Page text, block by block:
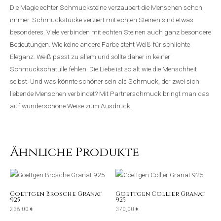
Die Magie echter Schmucksteine verzaubert die Menschen schon
immer. Schmuckstücke verziert mit echten Steinen sind etwas
besonderes. Viele verbinden mit echten Steinen auch ganz besondere
Bedeutungen. Wie keine andere Farbe steht Weiß für schlichte
Eleganz. Weiß passt zu allem und sollte daher in keiner
Schmuckschatulle fehlen. Die Liebe ist so alt wie die Menschheit
selbst. Und was könnte schöner sein als Schmuck, der zwei sich
liebende Menschen verbindet? Mit Partnerschmuck bringt man das
auf wunderschöne Weise zum Ausdruck.
Ähnliche Produkte
Goettgen Brosche Granat
925
238,00 €
Goettgen Collier Granat
925
370,00 €